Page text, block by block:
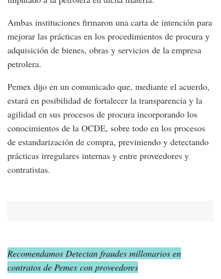
Ambas instituciones firmaron una carta de intención para
mejorar las prácticas en los procedimientos de procura y
adquisición de bienes, obras y servicios de la empresa
petrolera.
Pemex dijo en un comunicado que, mediante el acuerdo,
estará en posibilidad de fortalecer la transparencia y la
agilidad en sus procesos de procura incorporando los
conocimientos de la OCDE, sobre todo en los procesos
de estandarización de compra, previniendo y detectando
prácticas irregulares internas y entre proveedores y
contratistas.
Recomendamos Detectan fraudes millonarios en
contratos de Pemex con proveedores